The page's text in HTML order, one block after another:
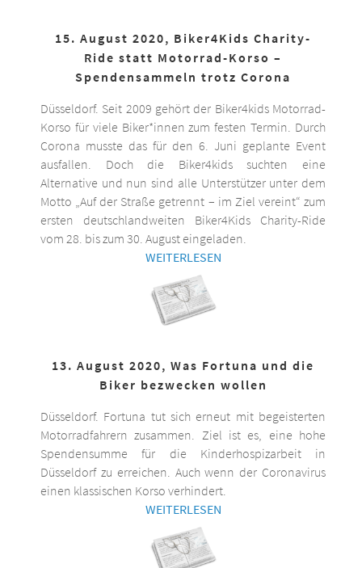
15. August 2020, Biker4Kids Charity-
Ride statt Motorrad-Korso –
Spendensammeln trotz Corona
Düsseldorf. Seit 2009 gehört der Biker4kids Motorrad-
Korso für viele Biker*innen zum festen Termin. Durch
Corona musste das für den 6. Juni geplante Event
ausfallen. Doch die Biker4kids suchten eine
Alternative und nun sind alle Unterstützer unter dem
Motto „Auf der Straße getrennt – im Ziel vereint“ zum
ersten deutschlandweiten Biker4Kids Charity-Ride
vom 28. bis zum 30. August eingeladen.
WEITERLESEN
13. August 2020, Was Fortuna und die
Biker bezwecken wollen
Düsseldorf. Fortuna tut sich erneut mit begeisterten
Motorradfahrern zusammen. Ziel ist es, eine hohe
Spendensumme für die Kinderhospizarbeit in
Düsseldorf zu erreichen. Auch wenn der Coronavirus
einen klassischen Korso verhindert.
WEITERLESEN